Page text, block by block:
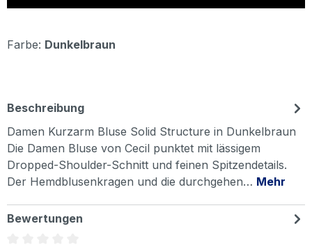
Farbe: Dunkelbraun
Beschreibung
Damen Kurzarm Bluse Solid Structure in Dunkelbraun
Die Damen Bluse von Cecil punktet mit lässigem
Dropped-Shoulder-Schnitt und feinen Spitzendetails.
Der Hemdblusenkragen und die durchgehen… Mehr
Bewertungen